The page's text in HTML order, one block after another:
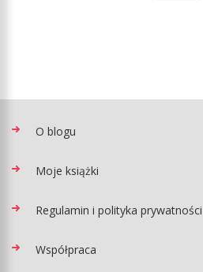
O blogu
Moje książki
Regulamin i polityka prywatności
Współpraca